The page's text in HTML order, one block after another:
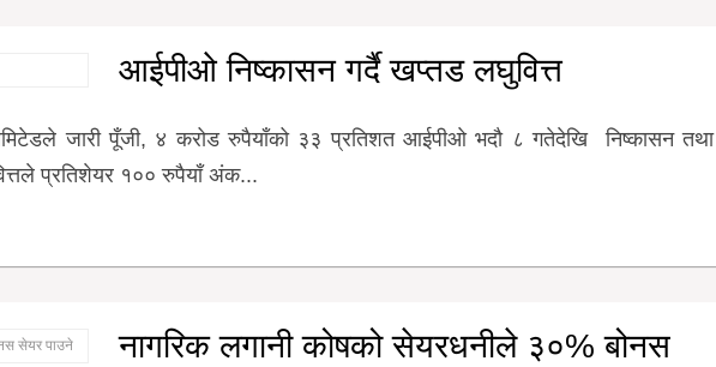
आईपीओ निष्कासन गर्दै खप्तड लघुवित्त
जारी पूँजी, ४ करोड रुपैयाँको ३३ प्रतिशत आईपीओ भदौ ८ गतेदेखि निष्कासन तथा
प्रतिशेयर १०० रुपैयाँ अंक...
नागरिक लगानी कोषको सेयरधनीले ३०% बोनस